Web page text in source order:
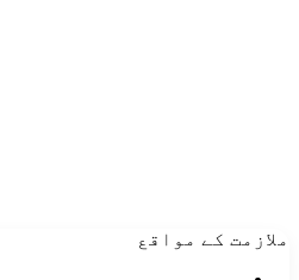
ملازمت کے مواقع